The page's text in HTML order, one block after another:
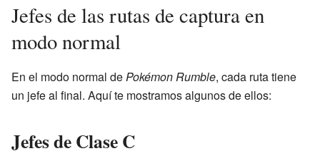
Jefes de las rutas de captura en
modo normal
En el modo normal dePokémon Rumble, cada ruta tiene
un jefe al final. Aquí te mostramos algunos de ellos:
Jefes de Clase C